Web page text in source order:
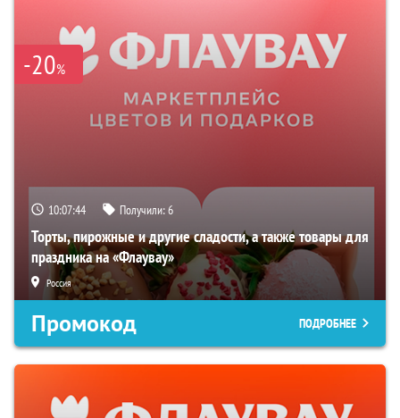
-20%
10:07:43 Получили:6
Торты, пирожные и другие сладости, а также товары для
праздника на «Флаувау»
Россия
Промокод ПОДРОБНЕЕ